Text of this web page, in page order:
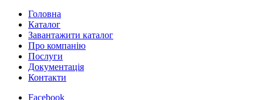
Головна
Каталог
Завантажити каталог
Про компанію
Послуги
Документація
Контакти
Facebook